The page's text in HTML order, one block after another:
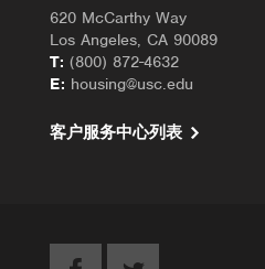
620 McCarthy Way
Los Angeles, CA 90089
T: (800) 872-4632
E: housing@usc.edu
客户服务中心列表